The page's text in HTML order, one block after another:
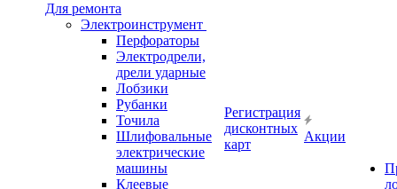
Для ремонта
Электроинструмент
Перфораторы
Электродрели,
дрели ударные
Лобзики
Рубанки
Точила
Шлифовальные
электрические
машины
Клеевые
Регистрация
дисконтных
карт
Акции